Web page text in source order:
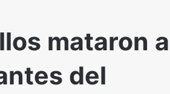
mataron a
del